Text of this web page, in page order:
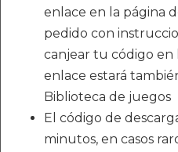
enlace en la página
pedido con
canjear tu código en
enlace estará
Biblioteca de juegos
El código de
minutos, en casos